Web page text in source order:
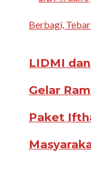
LIDMI
Gelar
Paket